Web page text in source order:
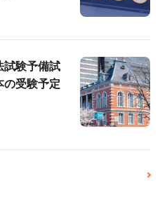
試験予備試
受験予定